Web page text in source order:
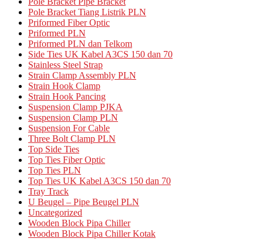
Pole Bracket Tiang Listrik PLN
Priformed Fiber Optic
Priformed PLN
Priformed PLN dan Telkom
Side Ties UK Kabel A3CS 150 dan 70
Stainless Steel Strap
Strain Clamp Assembly PLN
Strain Hook Clamp
Strain Hook Pancing
Suspension Clamp PJKA
Suspension Clamp PLN
Suspension For Cable
Three Bolt Clamp PLN
Top Side Ties
Top Ties Fiber Optic
Top Ties PLN
Top Ties UK Kabel A3CS 150 dan 70
Tray Track
U Beugel – Pipe Beugel PLN
Uncategorized
Wooden Block Pipa Chiller
Wooden Block Pipa Chiller Kotak